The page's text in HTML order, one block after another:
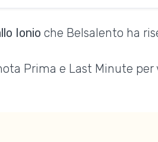
Ionio che Belsalento ha
Prima e Last Minute per